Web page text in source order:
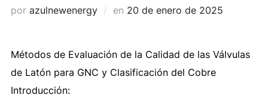
por azulnewenergy en Publicado
20 de enero de 2025
Métodos de Evaluación de la Calidad de las Válvulas
de Latón para GNC y Clasificación del Cobre
Introducción: